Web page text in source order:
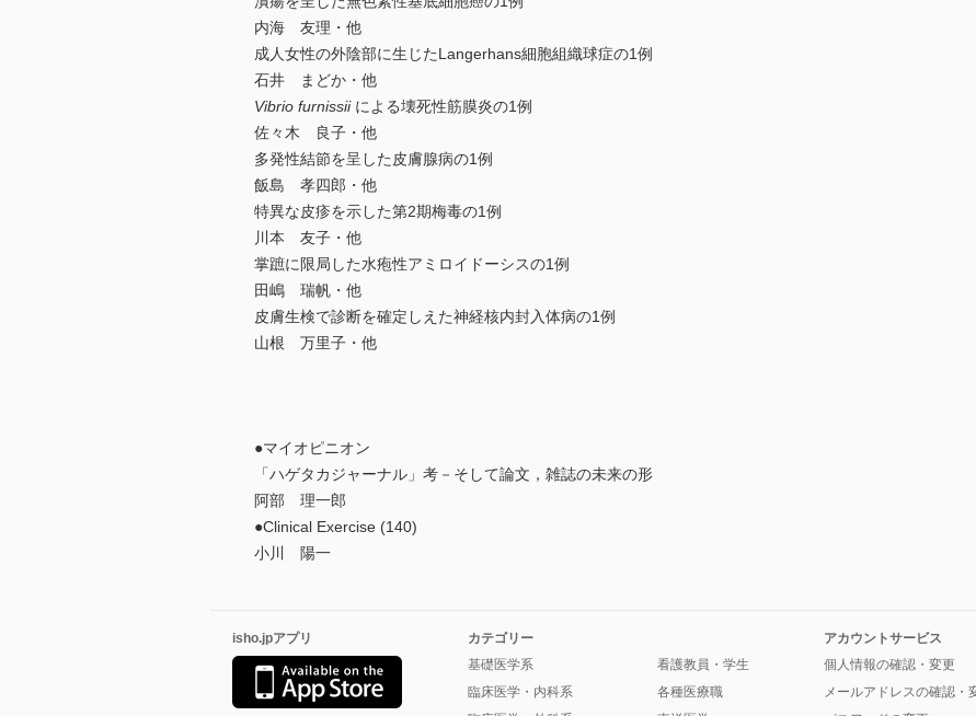
内海 友理・他
成人女性の外陰部に生じたLangerhans細胞組織球症の1例
石井 まどか・他
Vibrio furnissiiによる壊死性筋膜炎の1例
佐々木 良子・他
多発性結節を呈した皮膚腺病の1例
飯島 孝四郎・他
特異な皮疹を示した第2期梅毒の1例
川本 友子・他
掌蹠に限局した水疱性アミロイドーシスの1例
田嶋 瑞帆・他
皮膚生検で診断を確定しえた神経核内封入体病の1例
山根 万里子・他
●マイオピニオン
「ハゲタカジャーナル」考－そして論文，雑誌の未来の形
阿部 理一郎
●Clinical Exercise (140)
小川 陽一
isho.jpアプリ
カテゴリー
基礎医学系
臨床医学・内科系
看護教員・学生
各種医療職
アカウントサービス
個人情報の確認・変更
メールアドレスの確認・